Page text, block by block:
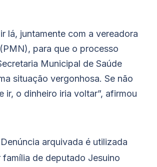
lá, juntamente com a vereadora
para que o processo
Municipal de Saúde
situação vergonhosa. Se não
ir, o dinheiro iria voltar”, afirmou
arquivada é utilizada
família de deputado Jesuino